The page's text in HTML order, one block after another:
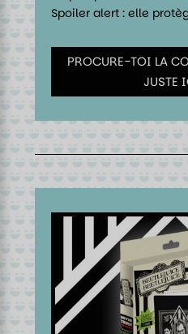
Spoiler alert : elle
PROCURE-TOI LA
JUSTE